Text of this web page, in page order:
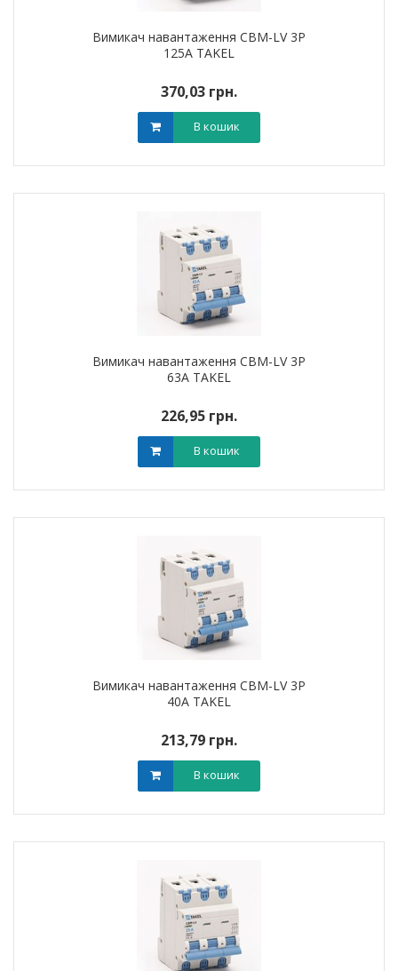
Вимикач навантаження CBM-LV 3P
125A TAKEL
370,03 грн.
В кошик
Вимикач навантаження CBM-LV 3P
63A TAKEL
226,95 грн.
В кошик
Вимикач навантаження CBM-LV 3P
40A TAKEL
213,79 грн.
В кошик